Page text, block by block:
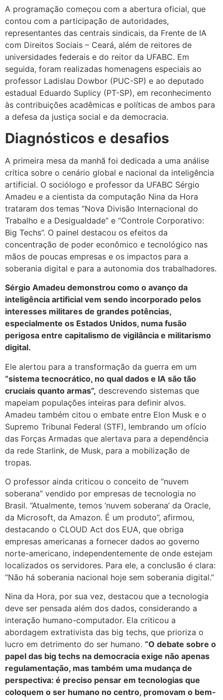
A programação começou com a abertura oficial, que
contou com a participação de autoridades,
representantes das centrais sindicais, da Frente de IA
com Direitos Sociais – Ceará, além de reitores de
universidades federais e do reitor da UFABC. Em
seguida, foram realizadas homenagens especiais ao
professor Ladislau Dowbor (PUC-SP) e ao deputado
estadual Eduardo Suplicy (PT-SP), em reconhecimento
às contribuições acadêmicas e políticas de ambos para
a defesa da justiça social e da democracia.
Diagnósticos e desafios
A primeira mesa da manhã foi dedicada a uma análise
crítica sobre o cenário global e nacional da inteligência
artificial. O sociólogo e professor da UFABC Sérgio
Amadeu e a cientista da computação Nina da Hora
trataram dos temas “Nova Divisão Internacional do
Trabalho e a Desigualdade” e “Controle Corporativo:
Big Techs”. O painel destacou os efeitos da
concentração de poder econômico e tecnológico nas
mãos de poucas empresas e os impactos para a
soberania digital e para a autonomia dos trabalhadores.
Sérgio Amadeu demonstrou como o avanço da
inteligência artificial vem sendo incorporado pelos
interesses militares de grandes potências,
especialmente os Estados Unidos, numa fusão
perigosa entre capitalismo de vigilância e militarismo
digital.
Ele alertou para a transformação da guerra em um
“sistema tecnocrático, no qual dados e IA são tão
cruciais quanto armas”, descrevendo sistemas que
mapeiam populações inteiras para definir alvos.
Amadeu também citou o embate entre Elon Musk e o
Supremo Tribunal Federal (STF), lembrando um ofício
das Forças Armadas que alertava para a dependência
da rede Starlink, de Musk, para a mobilização de
tropas.
O professor ainda criticou o conceito de “nuvem
soberana” vendido por empresas de tecnologia no
Brasil. “Atualmente, temos ‘nuvem soberana’ da Oracle,
da Microsoft, da Amazon. É um produto”, afirmou,
destacando o CLOUD Act dos EUA, que obriga
empresas americanas a fornecer dados ao governo
norte-americano, independentemente de onde estejam
localizados os servidores. Para ele, a conclusão é clara:
“Não há soberania nacional hoje sem soberania digital.”
Nina da Hora, por sua vez, destacou que a tecnologia
deve ser pensada além dos dados, considerando a
interação humano-computador. Ela criticou a
abordagem extrativista das big techs, que prioriza o
lucro em detrimento do ser humano. “O debate sobre o
papel das big techs na democracia exige não apenas
regulamentação, mas também uma mudança de
perspectiva: é preciso pensar em tecnologias que
coloquem o ser humano no centro, promovam o bem-